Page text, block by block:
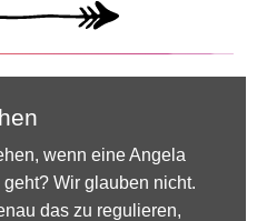
wenn eine Angela
Wir glauben nicht.
das zu regulieren,